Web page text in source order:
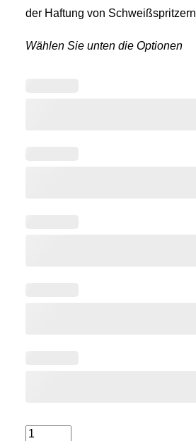
der Haftung von Schweißspritzern
Wählen Sie unten die Optionen
Schweißtisch